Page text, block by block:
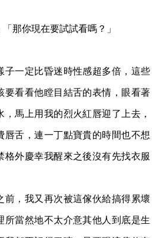
那你現在要試試看嗎？」
子一定比昏迷時性感超多倍，這些
要看看他瞠目結舌的表情，眼看著
，馬上用我的烈火紅唇迎了上去，
唇舌，連一丁點寶貴的時間也不想
格外慶幸我醒來之後沒有先找衣服
前，我又再次被這傢伙給搞得累壞
所當然地不太介意其他人到底是生